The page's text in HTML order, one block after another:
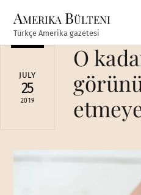
content
Amerika Bülteni
Türkçe Amerika gazetesi
JULY
25
2019
O